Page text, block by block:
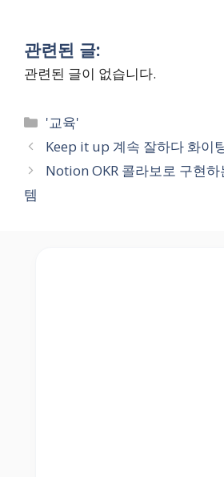
관련된 글:
관련된 글이 없습니다.
Categories
'교육'
Keep it up 계속 잘하다 화이
Notion OKR 콜라보로 구현
템